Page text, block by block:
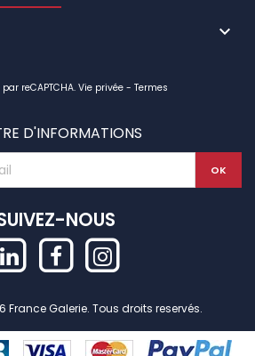

reCAPTCHA.Vie privée - Termes
D'INFORMATIONS
NOUS
France Galerie. Tous droits reservés.